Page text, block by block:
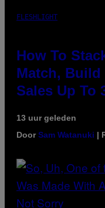
FLESHLIGHT
How To
Match, Build
Sales Up To
13 uur geleden
DoorSam Watanuki |